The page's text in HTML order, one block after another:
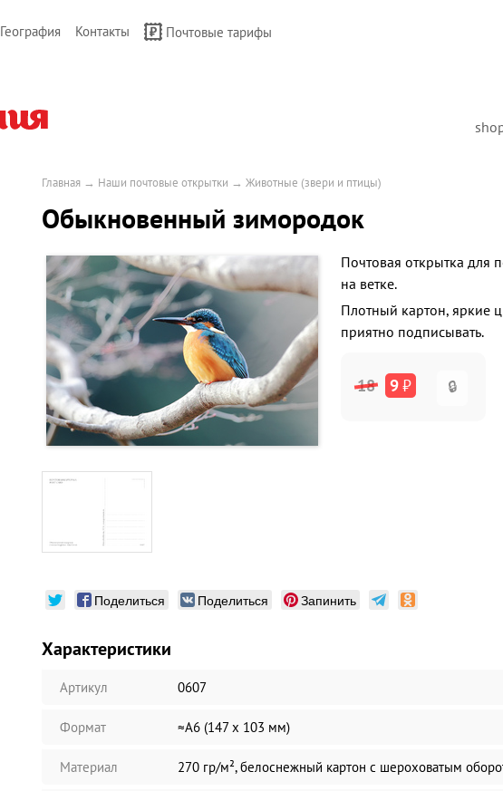
География Контакты Почтовые тарифы
Главная → Наши почтовые открытки → Животные (звери и птицы)
Обыкновенный зимородок
Почтовая открытка для
на ветке.
Плотный картон, яркие
приятно подписывать.
18 9₽ 🔒
Поделиться Поделиться Запинить
Характеристики
Артикул 0607
Формат ≈А6 (147 х 103 мм)
Материал 270 гр/м², белоснежный картон с шероховатым